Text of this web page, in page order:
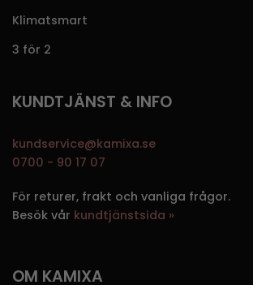
Klimatsmart
3 för 2
KUNDTJÄNST & INFO
kundservice@kamixa.se
0700 - 90 17 07
För returer, frakt och vanliga frågor.
Besök vår kundtjänstsida »
OM KAMIXA